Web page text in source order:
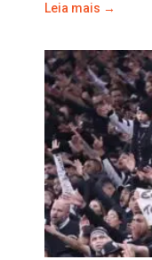
Leia mais →